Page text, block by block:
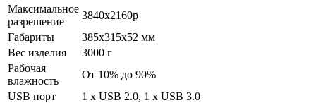
Максимальное
разрешение
3840x2160p
Габариты
385x315x52 мм
Вес изделия
3000 г
Рабочая
влажность
От 10% до 90%
USB порт
1 х USB 2.0, 1 х USB 3.0